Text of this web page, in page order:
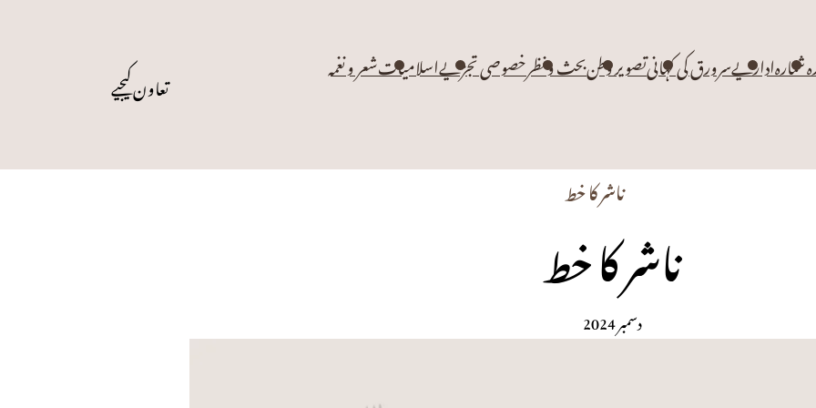
شمارہاداریےسرورق کی کہانیتصویر وطنبحث و نظرخصوصی تجزیےاسلامیاتشعر و نغمہ تعاون کیجیے
ناشر کا خط
ناشر کا خط
دسمبر 2024